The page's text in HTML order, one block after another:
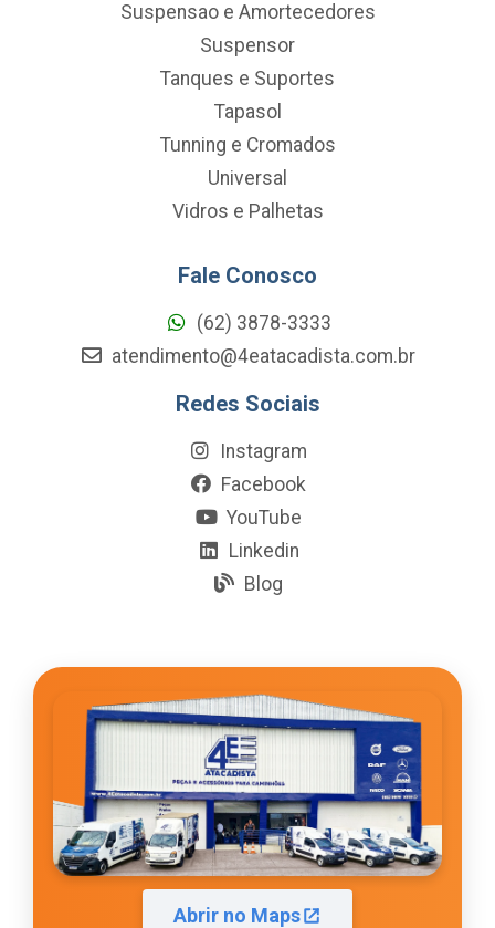
Suspensao e Amortecedores
Suspensor
Tanques e Suportes
Tapasol
Tunning e Cromados
Universal
Vidros e Palhetas
Fale Conosco
(62) 3878-3333
atendimento@4eatacadista.com.br
Redes Sociais
Instagram
Facebook
YouTube
Linkedin
Blog
Abrir no Maps